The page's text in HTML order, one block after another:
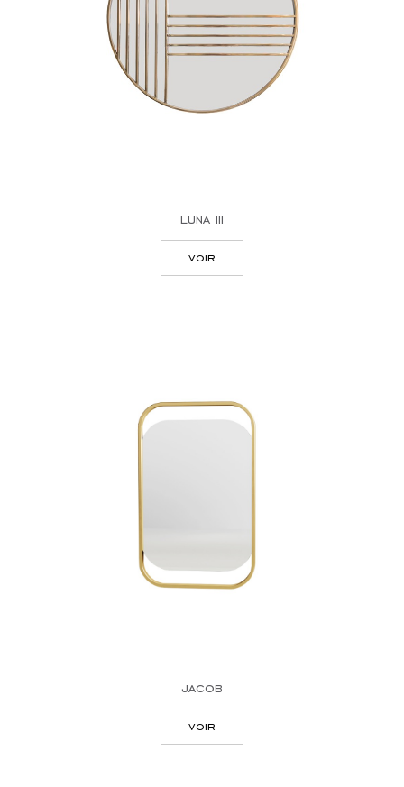
luna iii
voir
jacob
voir